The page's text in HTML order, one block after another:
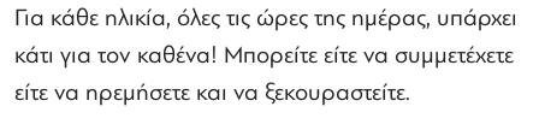
Για κάθε ηλικία, όλες τις ώρες της ημέρας, υπάρχει
κάτι για τον καθένα! Μπορείτε είτε να συμμετέχετε
είτε να ηρεμήσετε και να ξεκουραστείτε.